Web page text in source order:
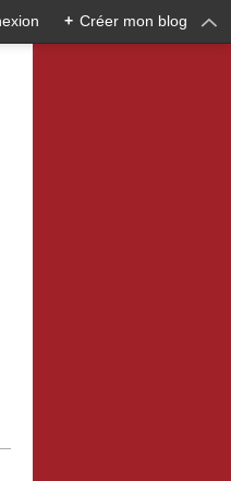
+ Créer mon blog